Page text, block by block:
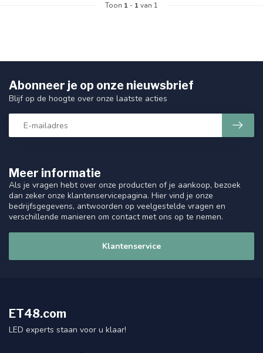
Toon 1 - 1van 1
Meer informatie
Als je vragen hebt over onze producten of je aankoop, bezoek
dan zeker onze klantenservicepagina. Hier vind je onze
bedrijfsgegevens, antwoorden op veelgestelde vragen en
verschillende manieren om contact met ons op te nemen.
Klantenservice
Abonneer je op onze nieuwsbrief
Blijf op de hoogte over onze laatste acties
ET48.com
LED experts staan voor u klaar!